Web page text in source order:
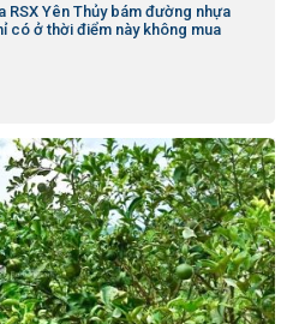
RSX Yên Thủy bám đường nhựa
có ở thời điểm này không mua